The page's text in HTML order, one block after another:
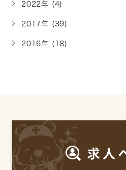
2022年 (4)
2017年 (39)
2016年 (18)